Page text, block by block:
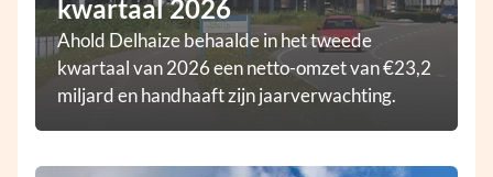
kwartaal 2026
Ahold Delhaize behaalde in het tweede
kwartaal van 2026 een netto-omzet van €23,2
miljard en handhaaft zijn jaarverwachting.